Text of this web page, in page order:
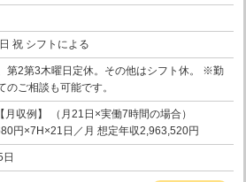
祝 シフトによる
第2第3木曜日定休。その他はシフト休。 ※勤
のご相談も可能です。
月収例】 （月21日×実働7時間の場合）
円×7H×21日／月 想定年収2,963,520円